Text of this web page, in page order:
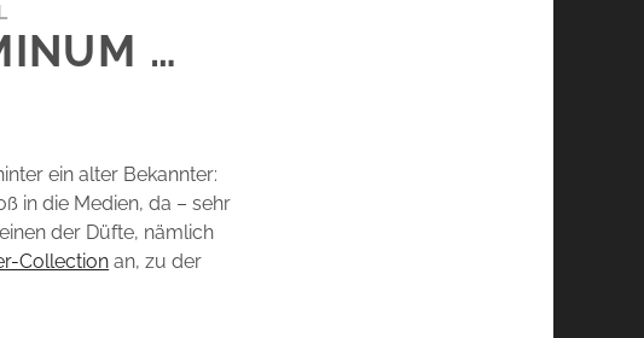
…
ein alter Bekannter:
in die Medien, da – sehr
der Düfte, nämlich
Collection an, zu der